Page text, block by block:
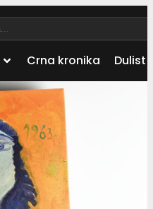
Crna kronika Dulist